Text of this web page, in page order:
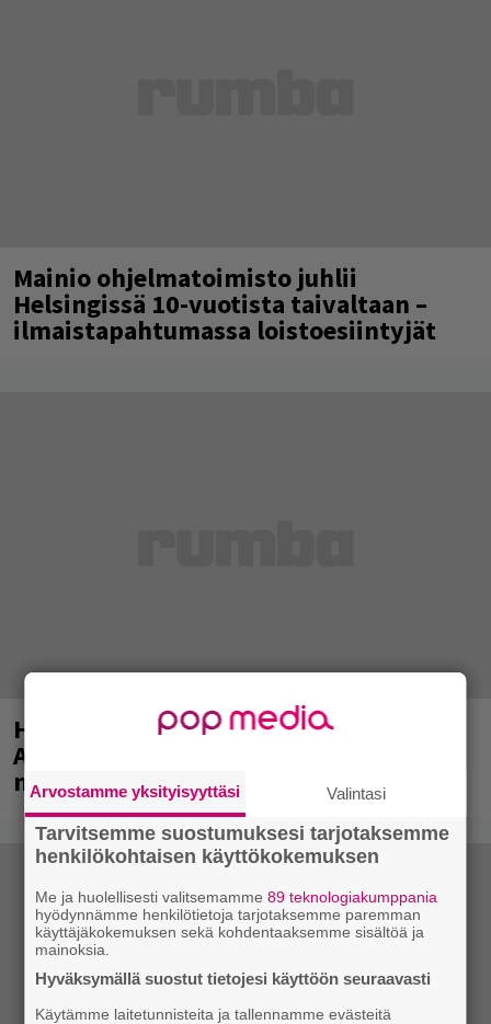
Mainio ohjelmatoimisto juhlii
Helsingissä 10-vuotista taivaltaan –
ilmaistapahtumassa loistoesiintyjät
Huomenna se ilmestyy – CMX:stä tutun
A.W. Yrjänän uutuusalbumi om
mammuttimainen kokonaisuus
Arvostamme yksityisyyttäsi Valintasi
Tarvitsemme suostumuksesi tarjotaksemme
henkilökohtaisen käyttökokemuksen
Me ja huolellisesti valitsemamme89 teknologiakumppania
hyödynnämme henkilötietoja tarjotaksemme paremman
käyttäjäkokemuksen sekä kohdentaaksemme sisältöä ja
mainoksia.
Hyväksymällä suostut tietojesi käyttöön seuraavasti
Käytämme laitetunnisteita ja tallennamme evästeitä